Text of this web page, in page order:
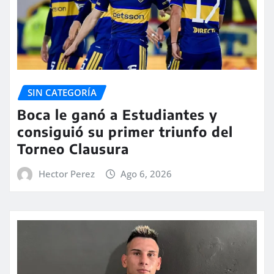
SIN CATEGORÍA
Boca le ganó a Estudiantes y
consiguió su primer triunfo del
Torneo Clausura
Hector Perez Ago 6, 2026